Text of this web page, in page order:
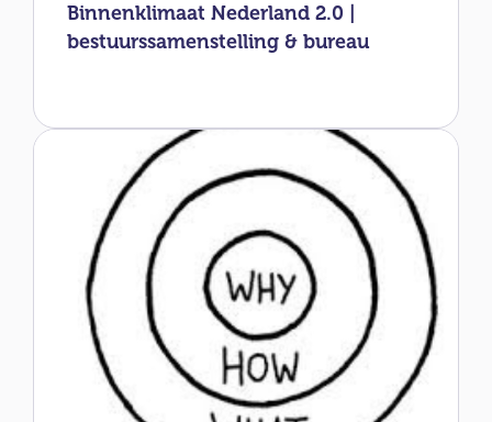
Binnenklimaat Nederland 2.0 |
bestuurssamenstelling & bureau